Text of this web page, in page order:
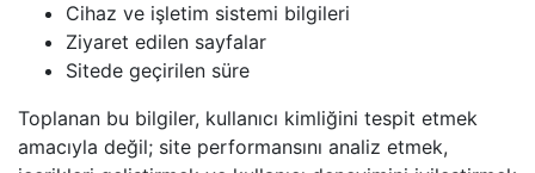
Cihaz ve işletim sistemi bilgileri
Ziyaret edilen sayfalar
Sitede geçirilen süre
Toplanan bu bilgiler, kullanıcı kimliğini tespit etmek
amacıyla değil; site performansını analiz etmek,